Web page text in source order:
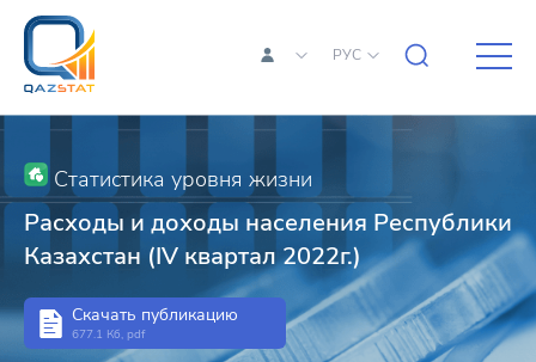
РУС
Статистика уровня жизни
Расходы и доходы населения Республики
Казахстан (IV квартал 2022г.)
Скачать публикацию
677.1 Кб, pdf